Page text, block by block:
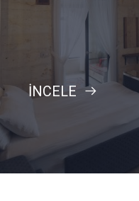
İNCELE